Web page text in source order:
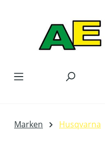
Marken Husqvarna